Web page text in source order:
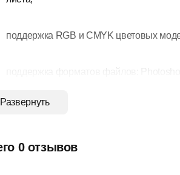
поддержка RGB и CMYK цветовых
возможность экспорта в
возможность совмещения исходных
Развернуть
0 отзывов